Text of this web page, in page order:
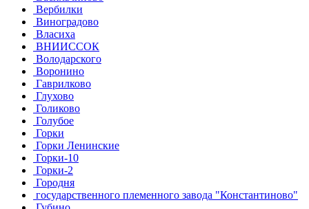
Вербилки
Виноградово
Власиха
ВНИИССОК
Володарского
Воронино
Гаврилково
Глухово
Голиково
Голубое
Горки
Горки Ленинские
Горки-10
Горки-2
Городня
государственного племенного завода "Константиново"